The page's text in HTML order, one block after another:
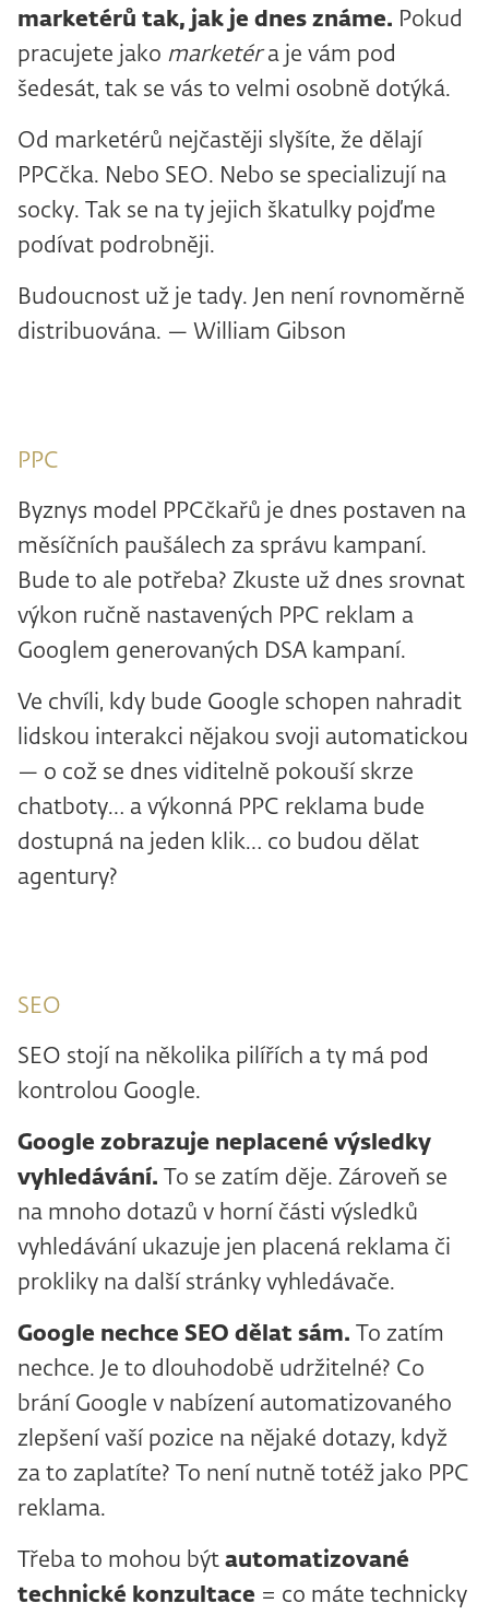
marketérů tak, jak je dnes známe. Pokud
pracujete jako marketéra je vám pod
šedesát, tak se vás to velmi osobně dotýká.
Od marketérů nejčastěji slyšíte, že dělají
PPCčka. Nebo SEO. Nebo se specializují na
socky. Tak se na ty jejich škatulky pojďme
podívat podrobněji.
Budoucnost už je tady. Jen není rovnoměrně
distribuována. — William Gibson
PPC
Byznys model PPCčkařů je dnes postaven na
měsíčních paušálech za správu kampaní.
Bude to ale potřeba? Zkuste už dnes srovnat
výkon ručně nastavených PPC reklam a
Googlem generovaných DSA kampaní.
Ve chvíli, kdy bude Google schopen nahradit
lidskou interakci nějakou svoji automatickou
— o což se dnes viditelně pokouší skrze
chatboty… a výkonná PPC reklama bude
dostupná na jeden klik… co budou dělat
agentury?
SEO
SEO stojí na několika pilířích a ty má pod
kontrolou Google.
Google zobrazuje neplacené výsledky
vyhledávání. To se zatím děje. Zároveň se
na mnoho dotazů v horní části výsledků
vyhledávání ukazuje jen placená reklama či
prokliky na další stránky vyhledávače.
Google nechce SEO dělat sám. To zatím
nechce. Je to dlouhodobě udržitelné? Co
brání Google v nabízení automatizovaného
zlepšení vaší pozice na nějaké dotazy, když
za to zaplatíte? To není nutně totéž jako PPC
reklama.
Třeba to mohou být automatizované
technické konzultace = co máte technicky